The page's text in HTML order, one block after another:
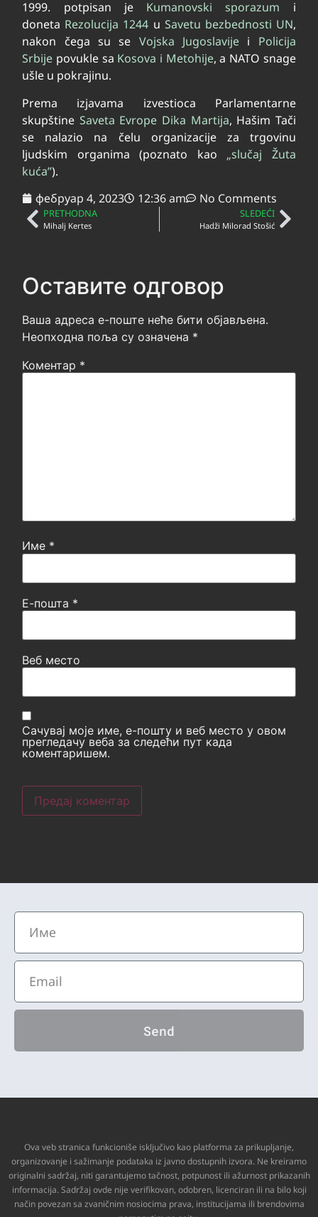
1999. potpisan je Kumanovski sporazum i
doneta Rezolucija 1244 u Savetu bezbednosti UN,
nakon čega su se Vojska Jugoslavije i Policija
Srbije povukle sa Kosova i Metohije, a NATO snage
ušle u pokrajinu.
Prema izjavama izvestioca Parlamentarne
skupštine Saveta Evrope Dika Martija, Hašim Tači
se nalazio na čelu organizacije za trgovinu
ljudskim organima (poznato kao „slučaj Žuta
kuća”).
фебруар 4, 2023
12:36 am No Comments
PRETHODNA
Mihalj Kertes
SLEDEĆI
Hadži Milorad Stošić
Оставите одговор
Ваша адреса е-поште неће бити објављена.
Неопходна поља су означена *
Коментар *
Име *
Е-пошта *
Веб место
Сачувај моје име, е-пошту и веб место у овом
прегледачу веба за следећи пут када
коментаришем.
Send
Ova veb stranica funkcioniše isključivo kao platforma za prikupljanje,
organizovanje i sažimanje podataka iz javno dostupnih izvora. Ne kreiramo
originalni sadržaj, niti garantujemo tačnost, potpunost ili ažurnost prikazanih
informacija. Sadržaj ovde nije verifikovan, odobren, licenciran ili na bilo koji
način povezan sa zvaničnim nosiocima prava, institucijama ili brendovima